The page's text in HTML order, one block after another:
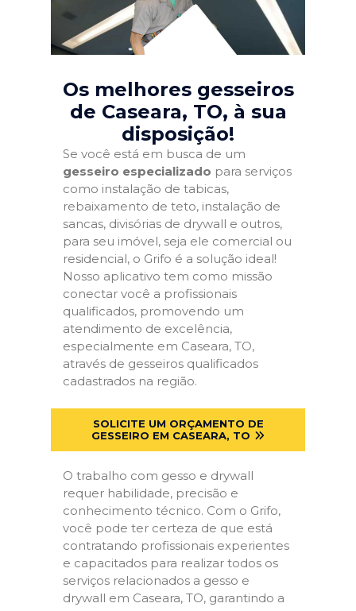
Os melhores gesseiros
de Caseara, TO, à sua
disposição!
Se você está em busca de um
gesseiro especializado para serviços
como instalação de tabicas,
rebaixamento de teto, instalação de
sancas, divisórias de drywall e outros,
para seu imóvel, seja ele comercial ou
residencial, o Grifo é a solução ideal!
Nosso aplicativo tem como missão
conectar você a profissionais
qualificados, promovendo um
atendimento de excelência,
especialmente em Caseara, TO,
através de gesseiros qualificados
cadastrados na região.
SOLICITE UM ORÇAMENTO DE
GESSEIRO EM CASEARA, TO
O trabalho com gesso e drywall
requer habilidade, precisão e
conhecimento técnico. Com o Grifo,
você pode ter certeza de que está
contratando profissionais experientes
e capacitados para realizar todos os
serviços relacionados a gesso e
drywall em Caseara, TO, garantindo a